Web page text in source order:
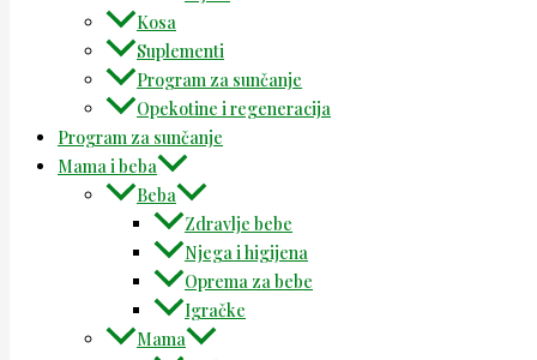
Kosa
Suplementi
Program za sunčanje
Opekotine i regeneracija
Program za sunčanje
Mama i beba
Beba
Zdravlje bebe
Njega i higijena
Oprema za bebe
Igračke
Mama